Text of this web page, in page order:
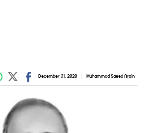
Muhammad Saeed Arain
December 31, 2020